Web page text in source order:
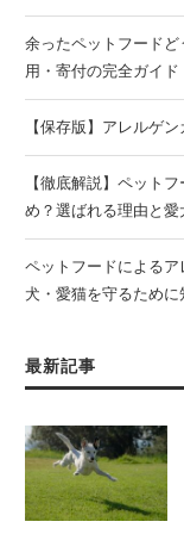
余ったペットフード
用・寄付の完全ガイド
【保存版】アレルゲ
【徹底解説】ペット
め？選ばれる理由と
ペットフードによる
犬・愛猫を守るため
最新記事